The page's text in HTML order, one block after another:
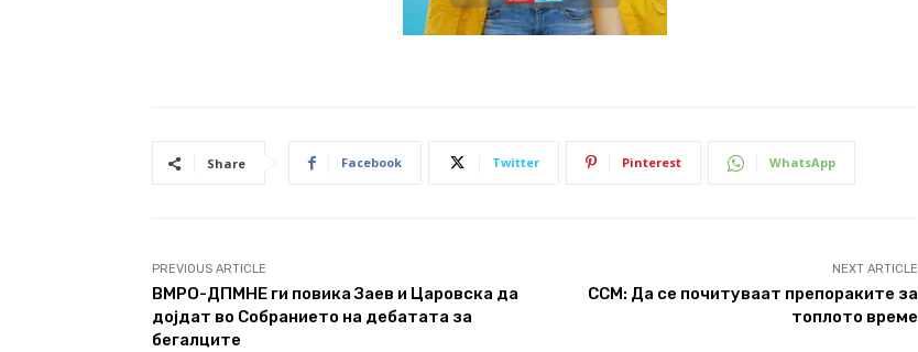
Share Facebook Twitter Pinterest WhatsApp
PREVIOUS ARTICLE
ВМРО-ДПМНЕ ги повика Заев и Царовска да
дојдат во Собранието на дебатата за
бегалците
NEXT ARTICLE
ССМ: Да се почитуваат препораките за
топлото време